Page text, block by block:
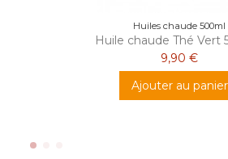
Huiles chaude 500ml
Huile chaude Thé Vert
9,90 €
Ajouter au panier